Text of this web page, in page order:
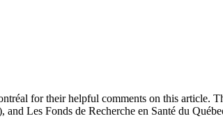
for their helpful comments on this article.
Les Fonds de Recherche en Santé du